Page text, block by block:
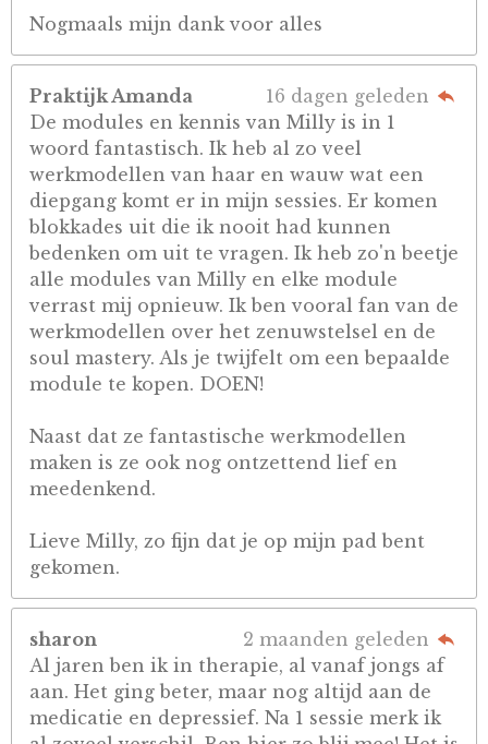
Nogmaals mijn dank voor alles
Praktijk Amanda
16 dagen geleden
De modules en kennis van Milly is in 1
woord fantastisch. Ik heb al zo veel
werkmodellen van haar en wauw wat een
diepgang komt er in mijn sessies. Er komen
blokkades uit die ik nooit had kunnen
bedenken om uit te vragen. Ik heb zo'n beetje
alle modules van Milly en elke module
verrast mij opnieuw. Ik ben vooral fan van de
werkmodellen over het zenuwstelsel en de
soul mastery. Als je twijfelt om een bepaalde
module te kopen. DOEN!
Naast dat ze fantastische werkmodellen
maken is ze ook nog ontzettend lief en
meedenkend.
Lieve Milly, zo fijn dat je op mijn pad bent
gekomen.
sharon
2 maanden geleden
Al jaren ben ik in therapie, al vanaf jongs af
aan. Het ging beter, maar nog altijd aan de
medicatie en depressief. Na 1 sessie merk ik